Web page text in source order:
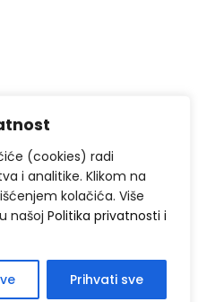
(cookies) radi
i analitike. Klikom na
kolačića. Više
našoj Politika privatnosti i
Prihvati sve